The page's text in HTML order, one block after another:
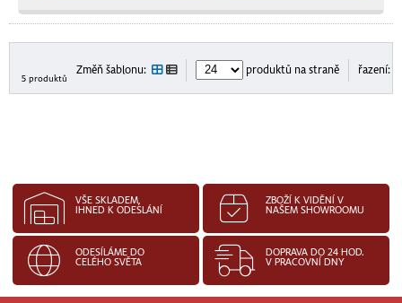
5 produktů
Změň šablonu: produktů na straně řazení:
VŠE SKLADEM,
IHNED K ODESLÁNÍ
ZBOŽÍ K VIDĚNÍ V
NAŠEM SHOWROOMU
ODESÍLÁME DO
CELÉHO SVĚTA
DOPRAVA DO 24 HOD.
V PRACOVNÍ DNY